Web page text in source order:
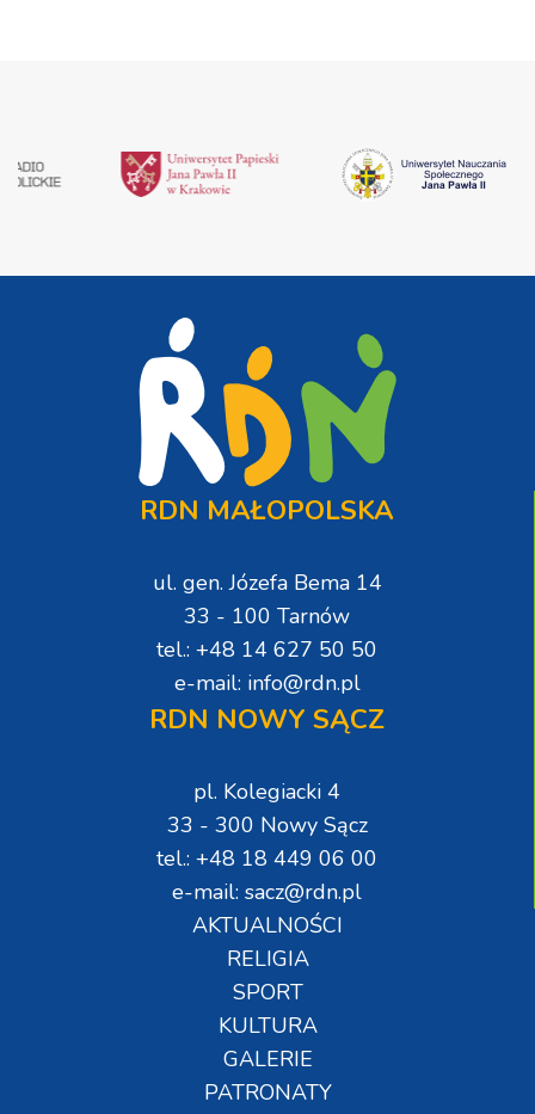
RDN MAŁOPOLSKA
ul. gen. Józefa Bema 14
33 - 100 Tarnów
tel.: +48 14 627 50 50
e-mail: info@rdn.pl
RDN NOWY SĄCZ
pl. Kolegiacki 4
33 - 300 Nowy Sącz
tel.: +48 18 449 06 00
e-mail: sacz@rdn.pl
AKTUALNOŚCI
RELIGIA
SPORT
KULTURA
GALERIE
PATRONATY